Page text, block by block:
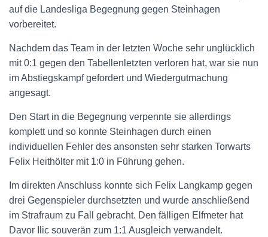
auf die Landesliga Begegnung gegen Steinhagen
vorbereitet.
Nachdem das Team in der letzten Woche sehr unglücklich
mit 0:1 gegen den Tabellenletzten verloren hat, war sie nun
im Abstiegskampf gefordert und Wiedergutmachung
angesagt.
Den Start in die Begegnung verpennte sie allerdings
komplett und so konnte Steinhagen durch einen
individuellen Fehler des ansonsten sehr starken Torwarts
Felix Heithölter mit 1:0 in Führung gehen.
Im direkten Anschluss konnte sich Felix Langkamp gegen
drei Gegenspieler durchsetzten und wurde anschließend
im Strafraum zu Fall gebracht. Den fälligen Elfmeter hat
Davor Ilic souverän zum 1:1 Ausgleich verwandelt.